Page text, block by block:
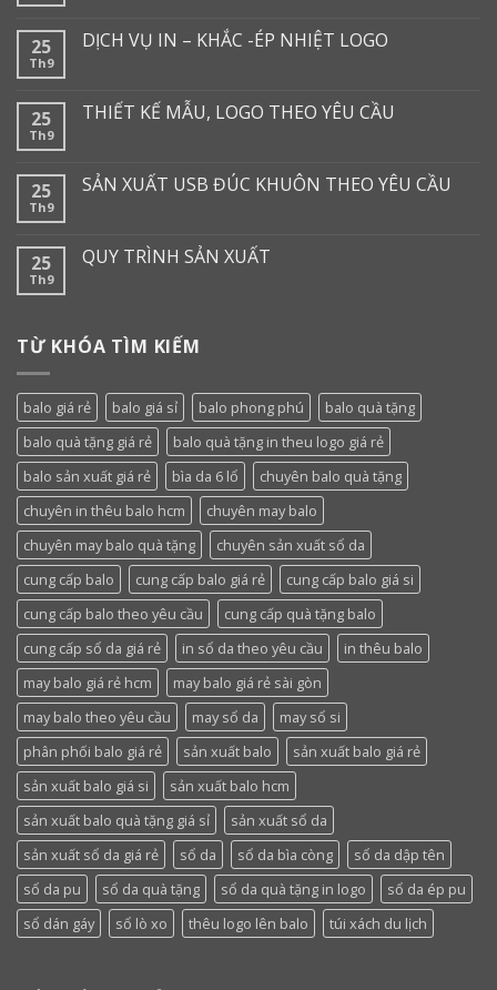
25
Th9
DỊCH VỤ IN – KHẮC -ÉP NHIỆT LOGO
25
Th9
THIẾT KẾ MẪU, LOGO THEO YÊU CẦU
25
Th9
SẢN XUẤT USB ĐÚC KHUÔN THEO YÊU CẦU
25
Th9
QUY TRÌNH SẢN XUẤT
TỪ KHÓA TÌM KIẾM
balo giá rẻ balo giá sỉ balo phong phú
balo quà tặng
balo quà tặng giá rẻ
balo quà tặng in theu logo giá rẻ
balo sản xuất giá rẻ
bìa da 6 lổ
chuyên balo quà tặng
chuyên in thêu balo hcm
chuyên may balo
chuyên may balo quà tặng
chuyên sản xuất sổ da
cung cấp balo
cung cấp balo giá rẻ
cung cấp balo giá si
cung cấp balo theo yêu cầu
cung cấp quà tặng balo
cung cấp sổ da giá rẻ
in sổ da theo yêu cầu
in thêu balo
may balo giá rẻ hcm
may balo giá rẻ sài gòn
may balo theo yêu cầu
may sổ da
may sổ si
phân phối balo giá rẻ
sản xuất balo
sản xuất balo giá rẻ
sản xuất balo giá si
sản xuất balo hcm
sản xuất balo quà tặng giá sỉ
sản xuất sổ da
sản xuất sổ da giá rẻ
sổ da sổ da bìa còng
sổ da dập tên
sổ da pu
sổ da quà tặng sổ da quà tặng in logo
sổ da ép pu
sổ dán gáy
sổ lò xo thêu logo lên balo túi xách du lịch